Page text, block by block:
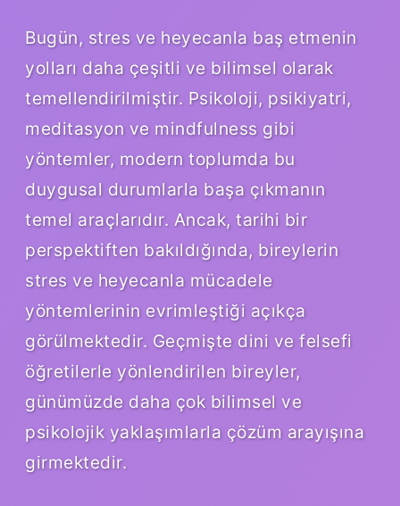
Bugün, stres ve heyecanla baş etmenin
yolları daha çeşitli ve bilimsel olarak
temellendirilmiştir. Psikoloji, psikiyatri,
meditasyon ve mindfulness gibi
yöntemler, modern toplumda bu
duygusal durumlarla başa çıkmanın
temel araçlarıdır. Ancak, tarihi bir
perspektiften bakıldığında, bireylerin
stres ve heyecanla mücadele
yöntemlerinin evrimleştiği açıkça
görülmektedir. Geçmişte dini ve felsefi
öğretilerle yönlendirilen bireyler,
günümüzde daha çok bilimsel ve
psikolojik yaklaşımlarla çözüm arayışına
girmektedir.